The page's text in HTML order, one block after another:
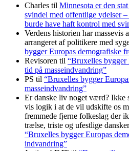
Charles til Minnesota er den
svindel med offentlige ydelser
burde have haft kontrol med
Verdens historien har massevis
arrangeret af politikere med
bygger Europas demo­grafiske
Revisoren til “Bruxelles
tid på masse­indvandring”
PS til “Bruxelles bygger
masse­indvandring”
Er danske liv noget værd? Ikke
vis logik i at de vil udskifte os
fremmede fjerne folkeslag der
trælse, triste og ufestlige
“Bruxelles bygger Europas
indvandring”